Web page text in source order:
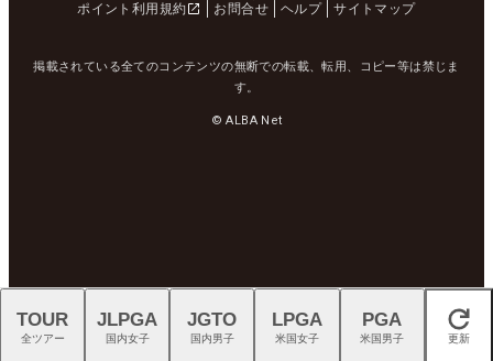
ポイント利用規約
お問合せ ヘルプ サイトマップ
掲載されている全てのコンテンツの無断での転載、転用、コピー等は禁じま
す。
© ALBA Net
閉じる
TOUR
全ツアー
JLPGA
国内女子
JGTO
国内男子
LPGA
米国女子
PGA
米国男子 更新